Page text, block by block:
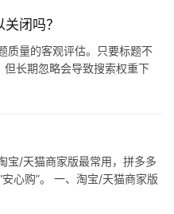
闭吗？
质量的客观评估。只要标题不
但长期忽略会导致搜索权重下
宝/天猫商家版最常用，拼多多
心购”。 一、淘宝/天猫商家版